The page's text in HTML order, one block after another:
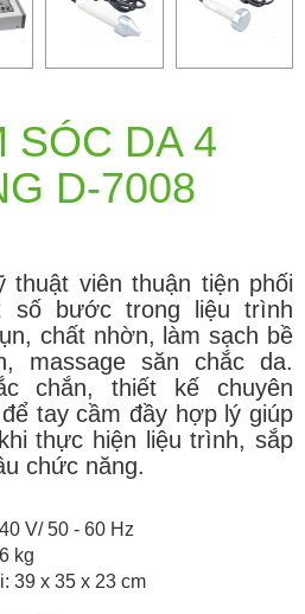
SÓC DA 4
D-7008
thuật viên thuận tiện phối
số bước trong liệu trình
chất nhờn, làm sạch bề
massage săn chắc da.
chắn, thiết kế chuyên
tay cầm đầy hợp lý giúp
thực hiện liệu trình, sắp
chức năng.
V/ 50 - 60 Hz
kg
39 x 35 x 23 cm